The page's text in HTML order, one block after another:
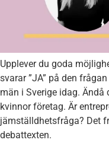
Upplever du goda
svarar ”JA” på den
män i Sverige idag.
kvinnor företag. Är
jämställdhetsfråga? Det
debattexten.